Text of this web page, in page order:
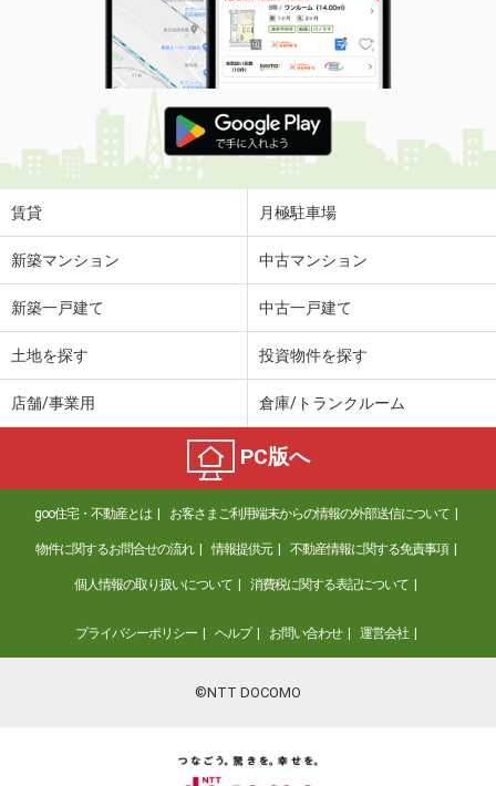
賃貸 月極駐車場
新築マンション 中古マンション
新築一戸建て 中古一戸建て
土地を探す 投資物件を探す
店舗/事業用 倉庫/トランクルーム
PC版へ
goo住宅・不動産とは お客さまご利用端末からの情報の外部送信について
物件に関するお問合せの流れ 情報提供元 不動産情報に関する免責事項
個人情報の取り扱いについて 消費税に関する表記について
プライバシーポリシー ヘルプ お問い合わせ 運営会社
©NTT DOCOMO